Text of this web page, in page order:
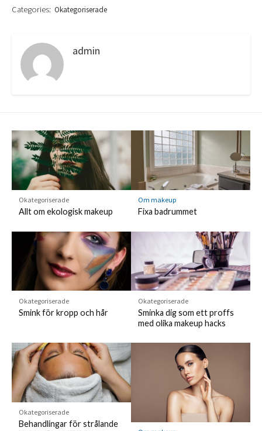
Categories: Okategoriserade
admin
Okategoriserade
Allt om ekologisk makeup
Om makeup
Fixa badrummet
Okategoriserade
Smink för kropp och hår
Okategoriserade
Sminka dig som ett proffs
med olika makeup hacks
Okategoriserade
Behandlingar för strålande